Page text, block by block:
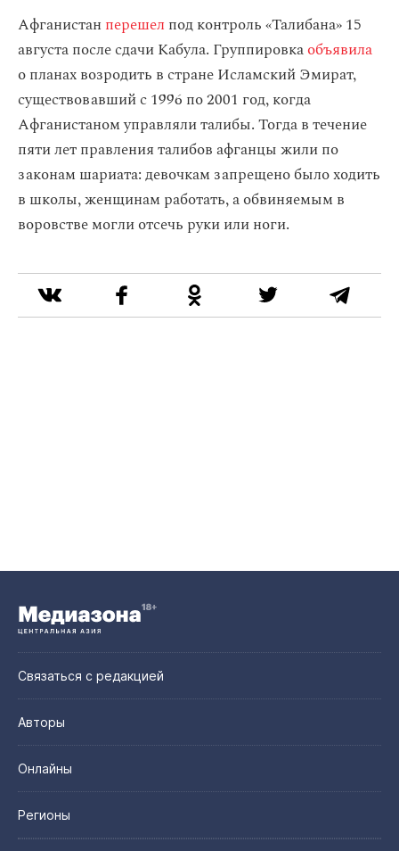
Афганистан перешел под контроль «Талибана» 15
августа после сдачи Кабула. Группировкаобъявила
о планах возродить в стране Исламский Эмират,
существовавший с 1996 по 2001 год, когда
Афганистаном управляли талибы. Тогда в течение
пяти лет правления талибов афганцы жили по
законам шариата: девочкам запрещено было ходить
в школы, женщинам работать, а обвиняемым в
воровстве могли отсечь руки или ноги.
Связаться с редакцией
Авторы
Онлайны
Регионы